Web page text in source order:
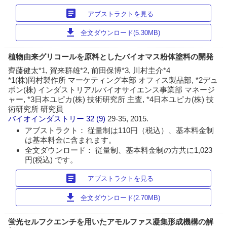
article アブストラクトを見る
download 全文ダウンロード(5.30MB)
植物由来グリコールを原料としたバイオマス粉体塗料の開発
齊藤健太*1, 賀来群雄*2, 前田保博*3, 川村圭介*4
*1(株)岡村製作所 マーケティング本部 オフィス製品部, *2デュ
ポン(株) インダストリアルバイオサイエンス事業部 マネージ
ャー, *3日本ユピカ(株) 技術研究所 主査, *4日本ユピカ(株) 技
術研究所 研究員
バイオインダストリー 32 (9) 29-35, 2015.
アブストラクト： 従量制は110円（税込）、基本料金制
は基本料金に含まれます。
全文ダウンロード： 従量制、基本料金制の方共に1,023
円(税込) です。
article アブストラクトを見る
download 全文ダウンロード(2.70MB)
蛍光セルフクエンチを用いたアモルファス凝集形成機構の解